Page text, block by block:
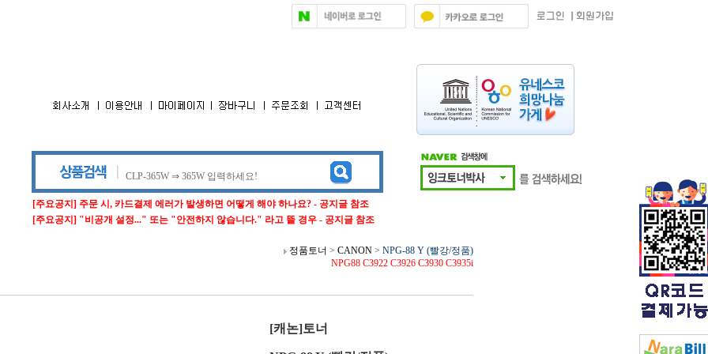
[주요공지] 주문 시, 카드결제 에러가 발생하면 어떻게 해야 하나요? - 공지글 참조
[주요공지] "비공개 설정..." 또는 "안전하지 않습니다." 라고 뜰 경우 - 공지글 참조
정품토너 > CANON > NPG-88 Y (빨강/정품)
NPG88 C3922 C3926 C3930 C3935i
[캐논]토너